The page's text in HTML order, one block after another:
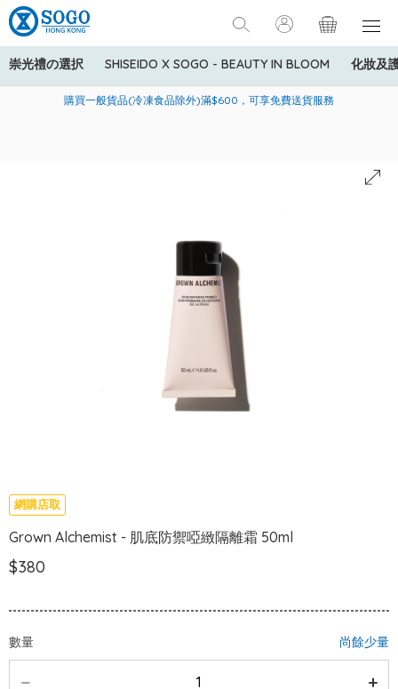
崇光禮の選択 SHISEIDO X SOGO - BEAUTY IN BLOOM 化妝及
美國運通Explorer®信用卡會員購物禮遇：高達5%簽賬回贈！
購買一般貨品(冷凍食品除外)滿$600，可享免費送貨服務
寄送中國內地服務只適用於指定商品，若訂單金額少於HK$600(折
網購店取
Grown Alchemist - 肌底防禦啞緻隔離霜 50ml
$380
數量 尚餘少量